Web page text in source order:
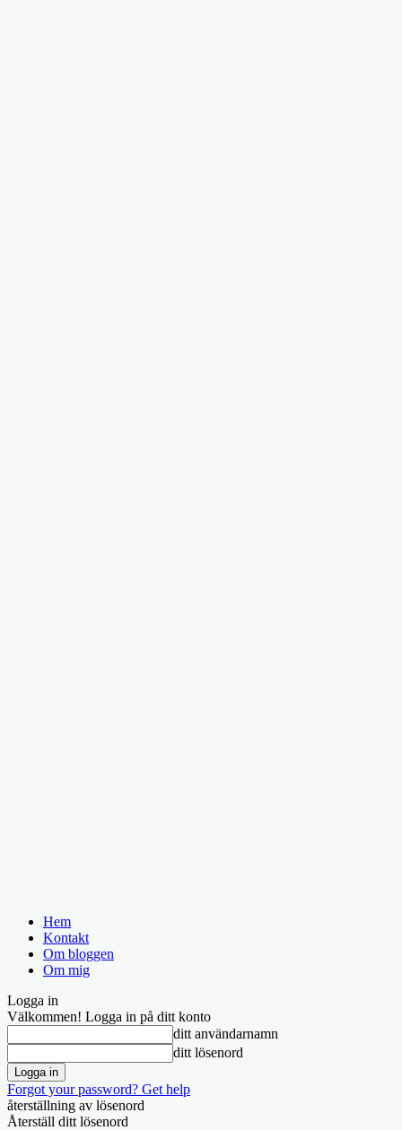
Hem
Kontakt
Om bloggen
Om mig
Logga in
Välkommen! Logga in på ditt konto
ditt användarnamn
ditt lösenord
Forgot your password? Get help
återställning av lösenord
Återställ ditt lösenord